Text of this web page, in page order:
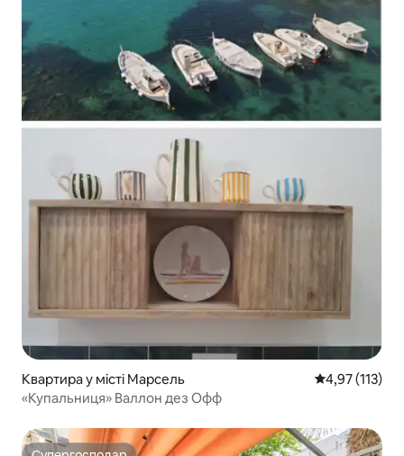
Квартира у місті Марсель Середня
4,97 (113)
«Купальниця» Валлон дез Офф